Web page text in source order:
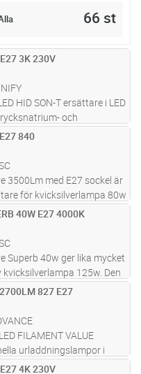
66 st
3K 230V
HID SON-T ersättare i LED
och
(SON-T/CDO-TT). Den
vid 26 W, 3000 K, en
300° och har
840
3500Lm med E27 sockel är
för kvicksilverlampa 80w
i befintlig armatur utan att
De fungerar bra i
...läs mer
40W E27 4000K
Superb 40w ger lika mycket
kvicksilverlampa 125w. Den
där ni vill ha mycket ljus,
av
827 E27
FILAMENT VALUE
urladdningslampor i
Samma design som
4K 230V